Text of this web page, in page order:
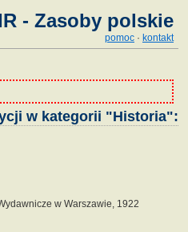
- Zasoby polskie
pomoc · kontakt
w kategorii "Historia":
w Warszawie, 1922